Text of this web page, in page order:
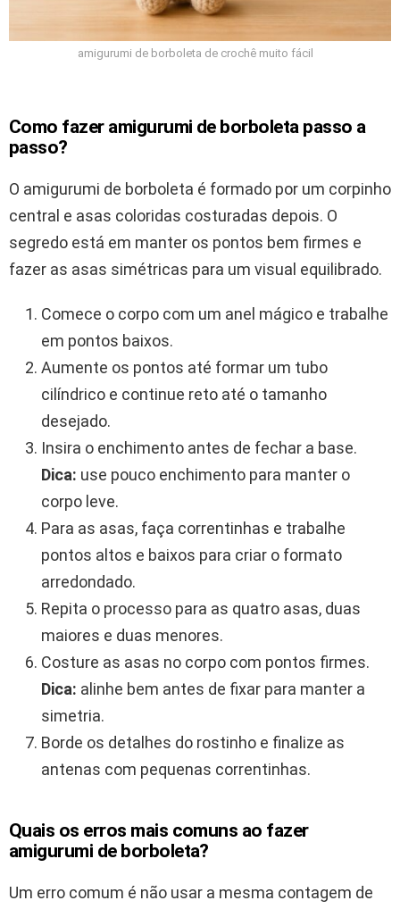
amigurumi de borboleta de crochê muito fácil
Como fazer amigurumi de borboleta passo a
passo?
O amigurumi de borboleta é formado por um corpinho
central e asas coloridas costuradas depois. O
segredo está em manter os pontos bem firmes e
fazer as asas simétricas para um visual equilibrado.
Comece o corpo com um anel mágico e trabalhe
em pontos baixos.
Aumente os pontos até formar um tubo
cilíndrico e continue reto até o tamanho
desejado.
Insira o enchimento antes de fechar a base.
Dica: use pouco enchimento para manter o
corpo leve.
Para as asas, faça correntinhas e trabalhe
pontos altos e baixos para criar o formato
arredondado.
Repita o processo para as quatro asas, duas
maiores e duas menores.
Costure as asas no corpo com pontos firmes.
Dica: alinhe bem antes de fixar para manter a
simetria.
Borde os detalhes do rostinho e finalize as
antenas com pequenas correntinhas.
Quais os erros mais comuns ao fazer
amigurumi de borboleta?
Um erro comum é não usar a mesma contagem de